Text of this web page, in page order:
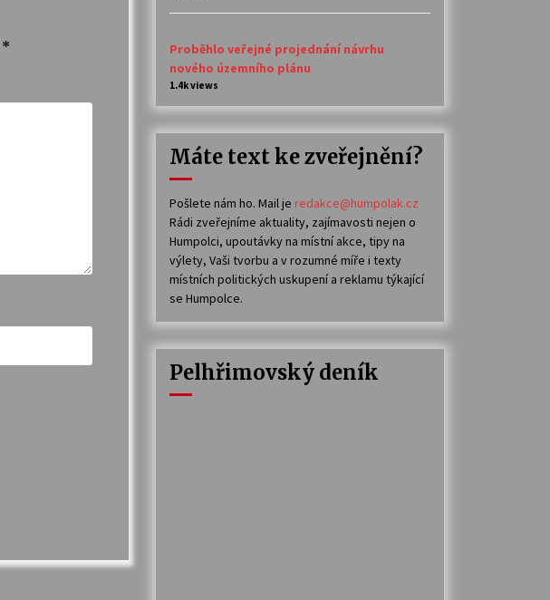
*
Proběhlo veřejné projednání návrhu
nového územního plánu
1.4k views
Máte text ke zveřejnění?
Pošlete nám ho. Mail je redakce@humpolak.cz
Rádi zveřejníme aktuality, zajímavosti nejen o
Humpolci, upoutávky na místní akce, tipy na
výlety, Vaši tvorbu a v rozumné míře i texty
místních politických uskupení a reklamu týkající
se Humpolce.
Pelhřimovský deník